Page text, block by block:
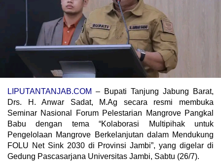
LIPUTANTANJAB.COM – Bupati Tanjung Jabung Barat,
Drs. H. Anwar Sadat, M.Ag secara resmi membuka
Seminar Nasional Forum Pelestarian Mangrove Pangkal
Babu dengan tema “Kolaborasi Multipihak untuk
Pengelolaan Mangrove Berkelanjutan dalam Mendukung
FOLU Net Sink 2030 di Provinsi Jambi”, yang digelar di
Gedung Pascasarjana Universitas Jambi, Sabtu (26/7).